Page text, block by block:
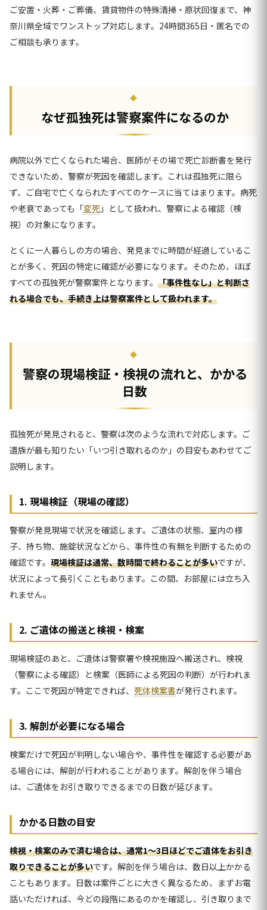
ご安置・火葬・ご葬儀、賃貸物件の特殊清掃・原状回復まで、神
奈川県全域でワンストップ対応します。24時間365日・匿名での
ご相談も承ります。
なぜ孤独死は警察案件になるのか
病院以外で亡くなられた場合、医師がその場で死亡診断書を発行
できないため、警察が死因を確認します。これは孤独死に限ら
ず、ご自宅で亡くなられたすべてのケースに当てはまります。病死
や老衰であっても「変死 」として扱われ、警察による確認（検
視）の対象になります。
とくに一人暮らしの方の場合、発見までに時間が経過しているこ
とが多く、死因の特定に確認が必要になります。そのため、ほぼ
すべての孤独死が警察案件となります。 「事件性なし」と判断さ
れる場合でも、手続き上は警察案件として扱われます。
警察の現場検証・検視の流れと、かかる
日数
孤独死が発見されると、警察は次のような流れで対応します。ご
遺族が最も知りたい「いつ引き取れるのか」の目安もあわせてご
説明します。
1. 現場検証（現場の確認）
警察が発見現場で状況を確認します。ご遺体の状態、室内の様
子、持ち物、施錠状況などから、事件性の有無を判断するための
確認です。 現場検証は通常、数時間で終わることが多いですが、
状況によって長引くこともあります。この間、お部屋には立ち入
れません。
2. ご遺体の搬送と検視・検案
現場検証のあと、ご遺体は警察署や検視施設へ搬送され、検視
（警察による確認）と検案（医師による死因の判断）が行われま
す。ここで死因が特定できれば、 死体検案書が発行されます。
3. 解剖が必要になる場合
検案だけで死因が判明しない場合や、事件性を確認する必要があ
る場合には、解剖が行われることがあります。解剖を伴う場合
は、ご遺体をお引き取りできるまでの日数が延びます。
かかる日数の目安
検視・検案のみで済む場合は、通常1〜3日ほどでご遺体をお引き
取りできることが多いです。解剖を伴う場合は、数日以上かかる
こともあります。日数は案件ごとに大きく異なるため、まずお電
話いただければ、今どの段階にあるのかを確認し、引き取りまで